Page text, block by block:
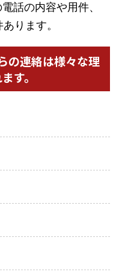
話の内容や用件、
あります。
の連絡は様々な理
す。